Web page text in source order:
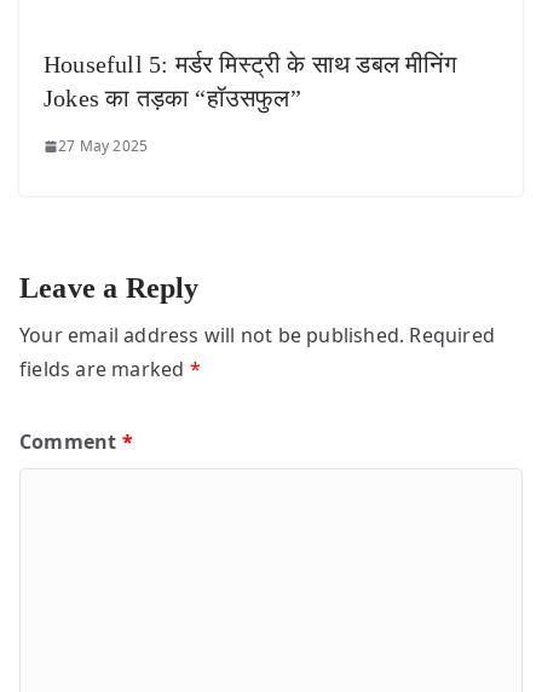
Housefull 5: मर्डर मिस्ट्री के साथ डबल मीनिंग
Jokes का तड़का “हॉउसफुल”
27 May 2025
Leave a Reply
Your email address will not be published. Required
fields are marked *
Comment *